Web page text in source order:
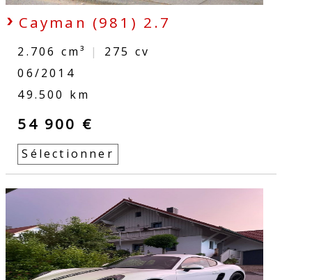
Cayman (981) 2.7
2.706 cm³ | 275 cv
06/2014
49.500 km
54 900 €
Sélectionner